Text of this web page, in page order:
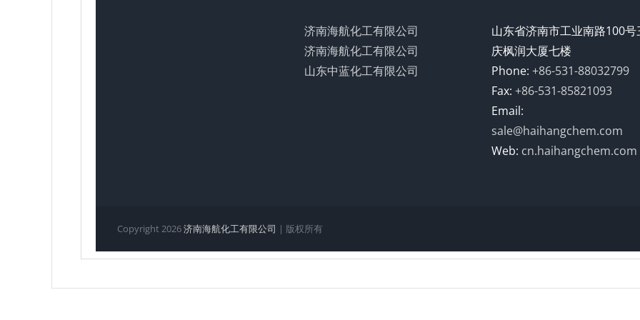
济南海航化工有限公司
济南海航化工有限公司
山东中蓝化工有限公司
山东省济南市工业南路100号
庆枫润大厦七楼
Phone: +86-531-88032799
Fax: +86-531-85821093
Email:
sale@haihangchem.com
Web: cn.haihangchem.com
Copyright 2026济南海航化工有限公司 | 版权所有